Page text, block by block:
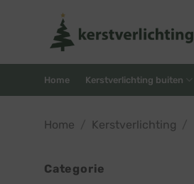
Home Kerstverlichting buiten
Home Kerstverlichting
Categorie